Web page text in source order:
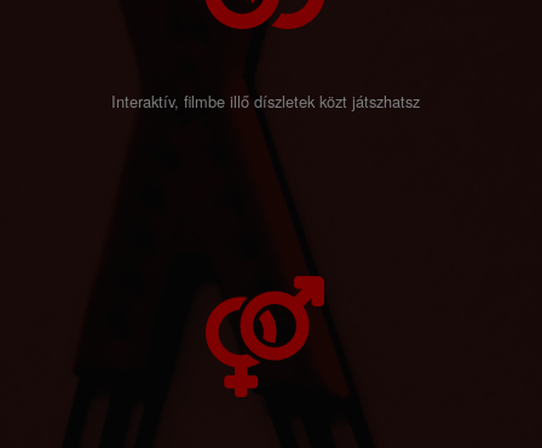
Interaktív, filmbe illő díszletek közt játszhatsz